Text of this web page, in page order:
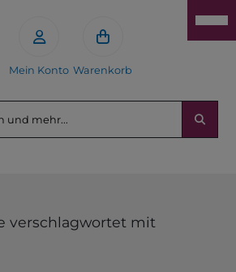
Mein Konto Warenkorb
verschlagwortet mit